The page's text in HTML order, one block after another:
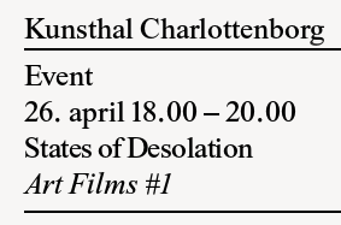
Kunsthal Charlottenborg
Event
26. april 18.00 – 20.00
States of Desolation
Art Films #1